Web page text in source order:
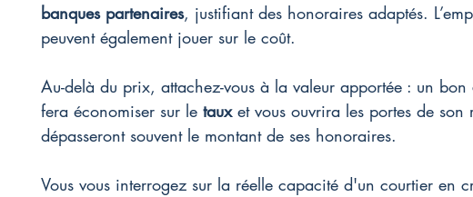
banques partenaires, justifiant des honoraires adaptés.
peuvent également jouer sur le coût.
Au-delà du prix, attachez-vous à la valeur apportée : un bon
fera économiser sur le taux et vous ouvrira les portes de son
dépasseront souvent le montant de ses honoraires.
Vous vous interrogez sur la réelle capacité d'un courtier en